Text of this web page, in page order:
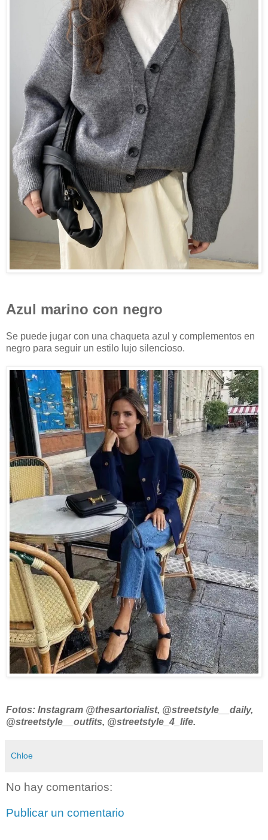
Azul marino con negro
Se puede jugar con una chaqueta azul y complementos en
negro para seguir un estilo lujo silencioso.
Fotos: Instagram @thesartorialist, @streetstyle__daily,
@streetstyle__outfits, @streetstyle_4_life.
Chloe
No hay comentarios:
Publicar un comentario